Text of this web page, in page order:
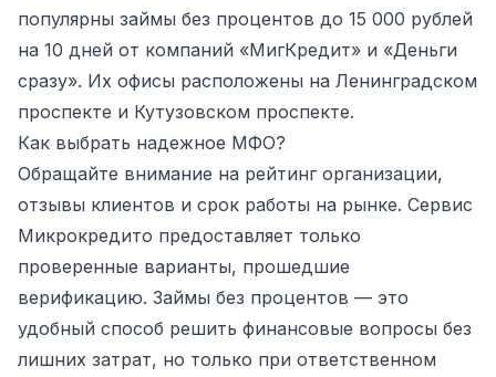
популярны займы без процентов до 15 000 рублей
на 10 дней от компаний «МигКредит» и «Деньги
сразу». Их офисы расположены на Ленинградском
проспекте и Кутузовском проспекте.
Как выбрать надежное МФО?
Обращайте внимание на рейтинг организации,
отзывы клиентов и срок работы на рынке. Сервис
Микрокредито предоставляет только
проверенные варианты, прошедшие
верификацию. Займы без процентов — это
удобный способ решить финансовые вопросы без
лишних затрат, но только при ответственном